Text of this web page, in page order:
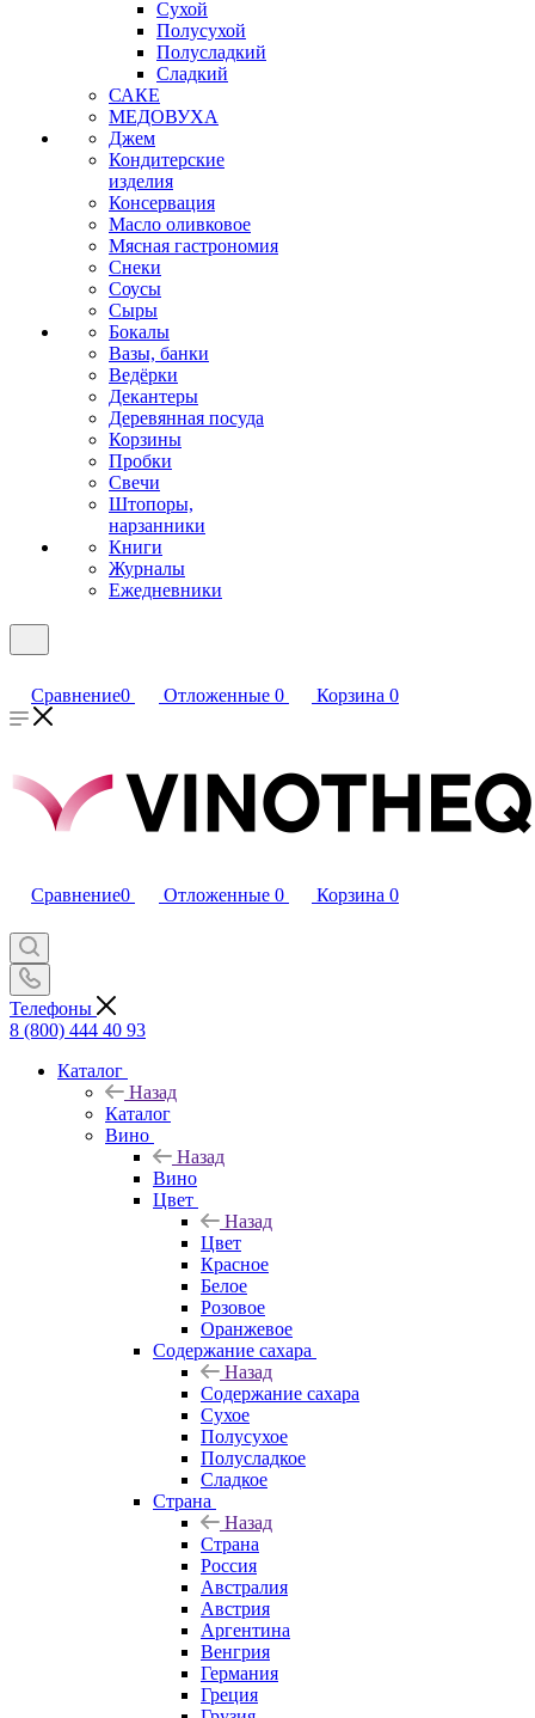
Сухой
Полусухой
Полусладкий
Сладкий
САКЕ
МЕДОВУХА
Джем
Кондитерские
изделия
Консервация
Масло оливковое
Мясная гастрономия
Снеки
Соусы
Сыры
Бокалы
Вазы, банки
Ведёрки
Декантеры
Деревянная посуда
Корзины
Пробки
Свечи
Штопоры,
нарзанники
Книги
Журналы
Ежедневники
Сравнение0 Отложенные 0 Корзина 0
Сравнение0 Отложенные 0 Корзина 0
Телефоны
8 (800) 444 40 93
Каталог
Назад
Каталог
Вино
Назад
Вино
Цвет
Назад
Цвет
Красное
Белое
Розовое
Оранжевое
Содержание сахара
Назад
Содержание сахара
Сухое
Полусухое
Полусладкое
Сладкое
Страна
Назад
Страна
Россия
Австралия
Австрия
Аргентина
Венгрия
Германия
Греция